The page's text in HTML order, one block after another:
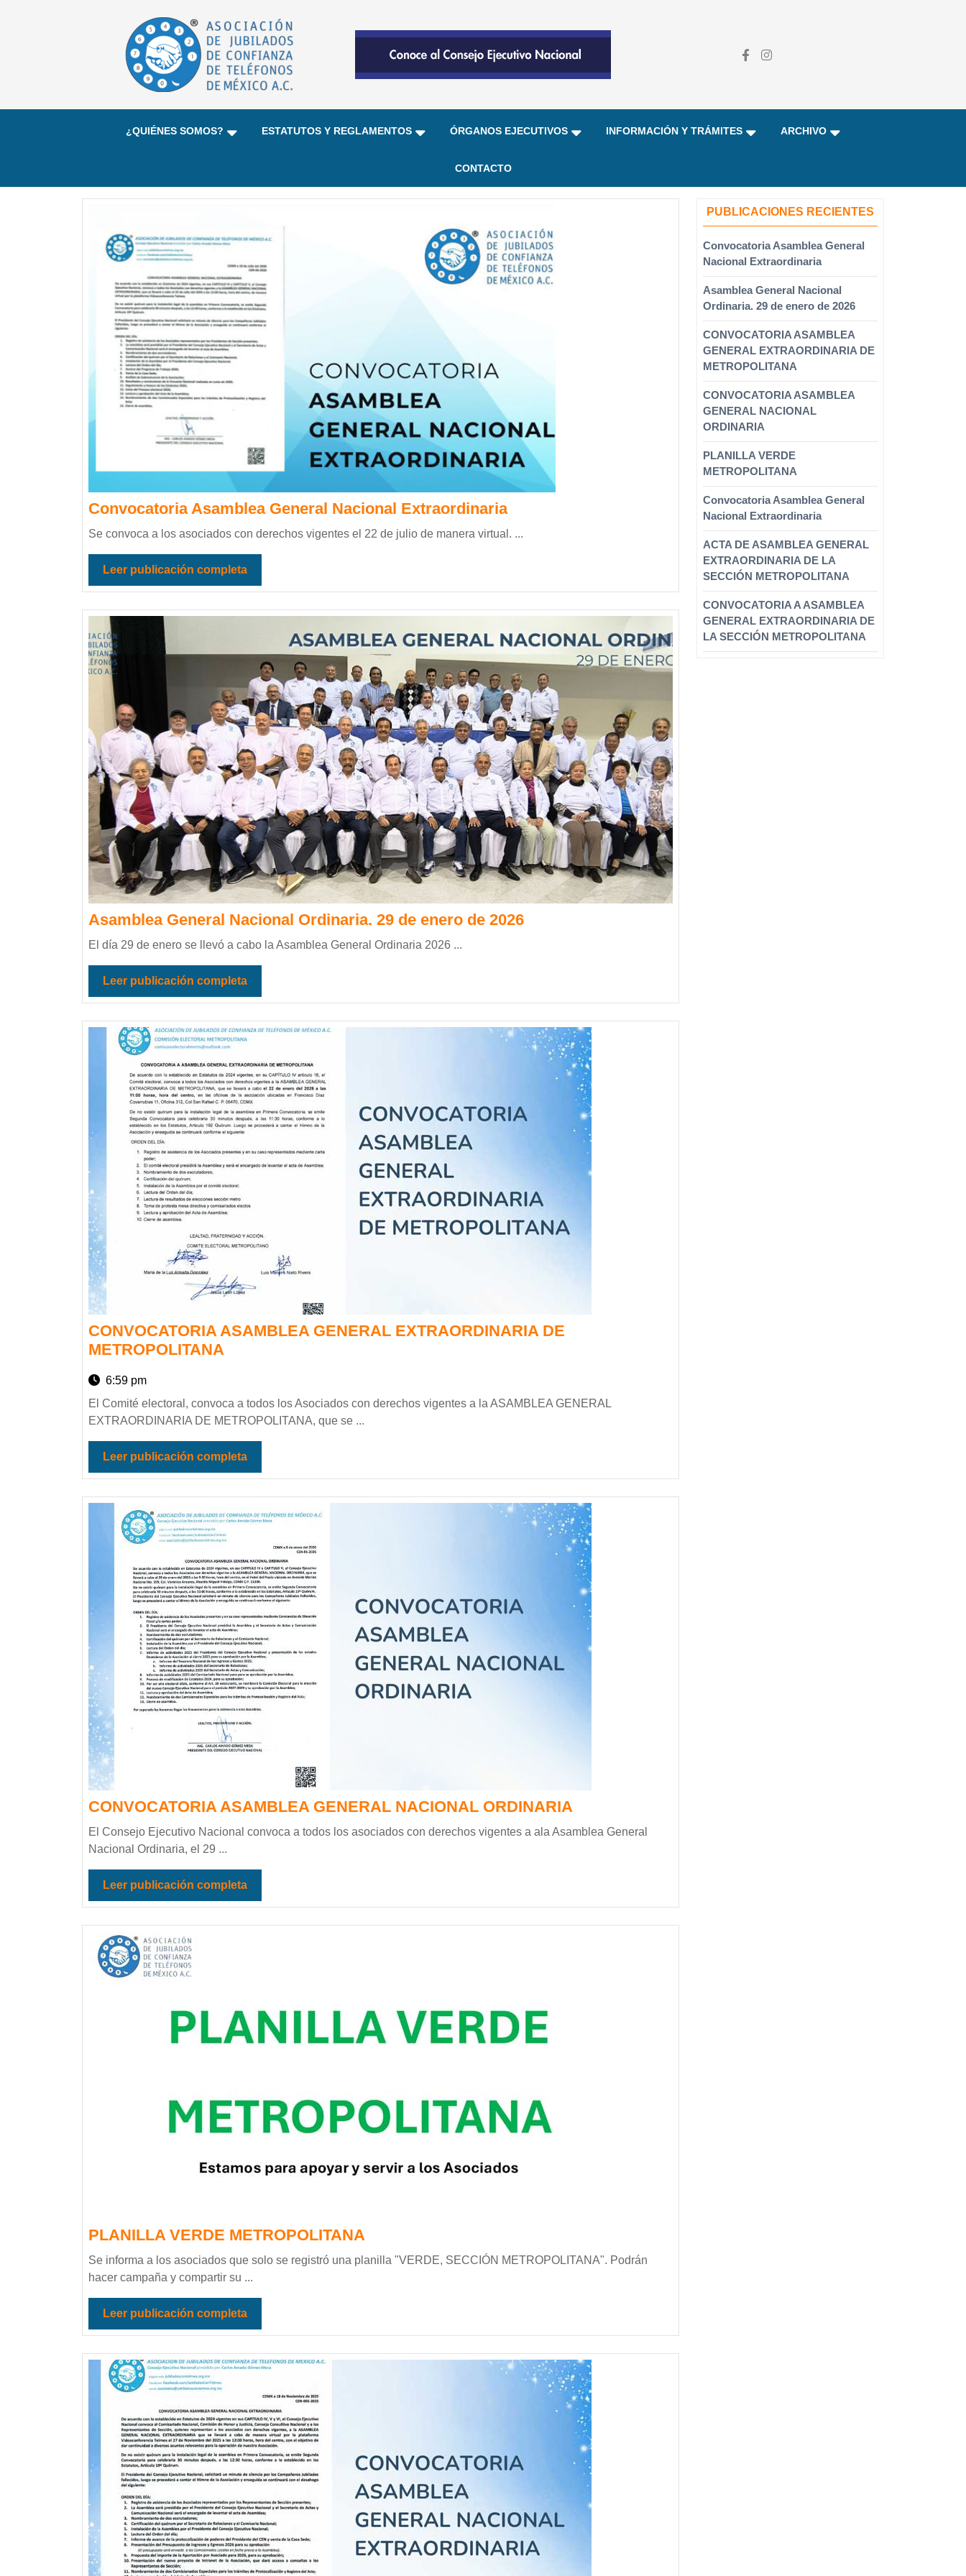
¿QUIÉNES SOMOS? ESTATUTOS Y REGLAMENTOS ÓRGANOS EJECUTIVOS INFORMACIÓN Y TRÁMITES ARCHIVO
CONTACTO
Convocatoria Asamblea General Nacional Extraordinaria
Se convoca a los asociados con derechos vigentes el 22 de julio de manera virtual. ...
Leer publicación completa
Asamblea General Nacional Ordinaria. 29 de enero de 2026
El día 29 de enero se llevó a cabo la Asamblea General Ordinaria 2026 ...
Leer publicación completa
CONVOCATORIA ASAMBLEA GENERAL EXTRAORDINARIA DE
METROPOLITANA
6:59 pm
El Comité electoral, convoca a todos los Asociados con derechos vigentes a la ASAMBLEA GENERAL
EXTRAORDINARIA DE METROPOLITANA, que se ...
Leer publicación completa
CONVOCATORIA ASAMBLEA GENERAL NACIONAL ORDINARIA
El Consejo Ejecutivo Nacional convoca a todos los asociados con derechos vigentes a ala Asamblea General
Nacional Ordinaria, el 29 ...
Leer publicación completa
PLANILLA VERDE METROPOLITANA
Se informa a los asociados que solo se registró una planilla "VERDE, SECCIÓN METROPOLITANA". Podrán
hacer campaña y compartir su ...
Leer publicación completa
PUBLICACIONES RECIENTES
Convocatoria Asamblea General
Nacional Extraordinaria
Asamblea General Nacional
Ordinaria. 29 de enero de 2026
CONVOCATORIA ASAMBLEA
GENERAL EXTRAORDINARIA DE
METROPOLITANA
CONVOCATORIA ASAMBLEA
GENERAL NACIONAL
ORDINARIA
PLANILLA VERDE
METROPOLITANA
Convocatoria Asamblea General
Nacional Extraordinaria
ACTA DE ASAMBLEA GENERAL
EXTRAORDINARIA DE LA
SECCIÓN METROPOLITANA
CONVOCATORIA A ASAMBLEA
GENERAL EXTRAORDINARIA DE
LA SECCIÓN METROPOLITANA